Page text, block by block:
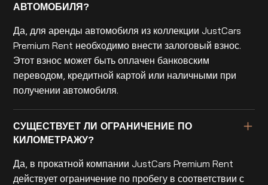
АВТОМОБИЛЯ?
Да, для аренды автомобиля из коллекции JustCars
Premium Rent необходимо внести залоговый взнос.
Этот взнос может быть оплачен банковским
переводом, кредитной картой или наличными при
получении автомобиля.
СУЩЕСТВУЕТ ЛИ ОГРАНИЧЕНИЕ ПО
КИЛОМЕТРАЖУ?
Да, в прокатной компании JustCars Premium Rent
действует ограничение по пробегу в соответствии с